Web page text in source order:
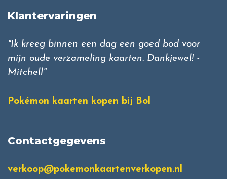
Klantervaringen
"Ik kreeg binnen een dag een goed bod voor
mijn oude verzameling kaarten. Dankjewel! -
Mitchell"
Pokémon kaarten kopen bij Bol
Contactgegevens
verkoop@pokemonkaartenverkopen.nl